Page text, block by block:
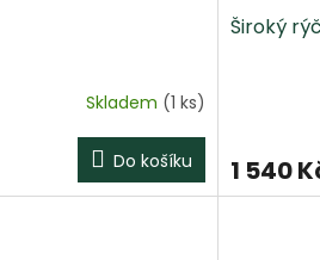
Skladem (1 ks)
Do košíku
Široký
1 540